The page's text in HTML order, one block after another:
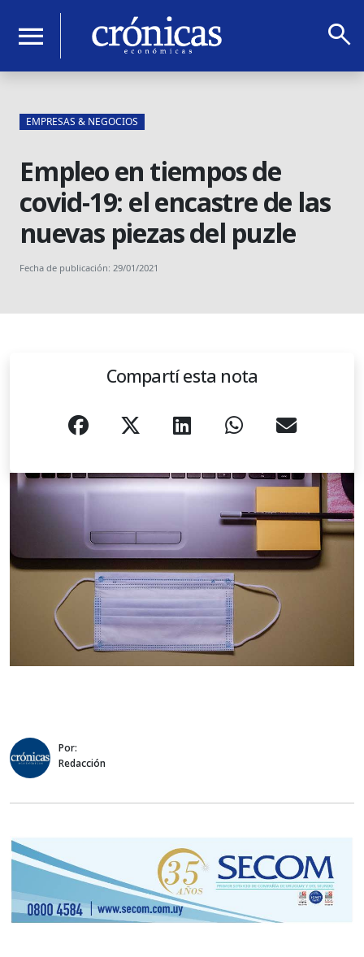
menu search
EMPRESAS & NEGOCIOS
Empleo en tiempos de
covid-19: el encastre de las
nuevas piezas del puzle
Fecha de publicación: 29/01/2021
Compartí esta nota
Por:
Redacción